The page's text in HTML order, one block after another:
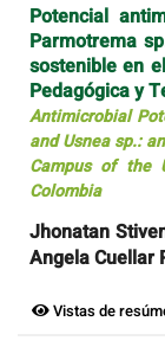
Potencial
Parmotrema
sostenible en
Pedagógica y
Antimicrobial
and Usnea sp.:
Campus of the
Colombia
Jhonatan
Angela Cuellar
Vistas de